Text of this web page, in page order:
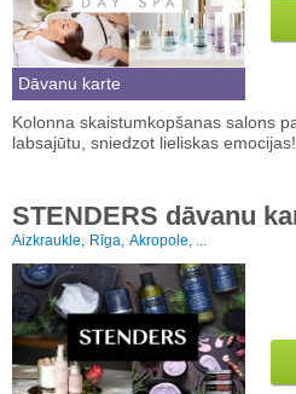
Dāvanu karte
Kolonna skaistumkopšanas salons
labsajūtu, sniedzot lieliskas emocijas!
STENDERS dāvanu
Aizkraukle, Rīga, Akropole, ...